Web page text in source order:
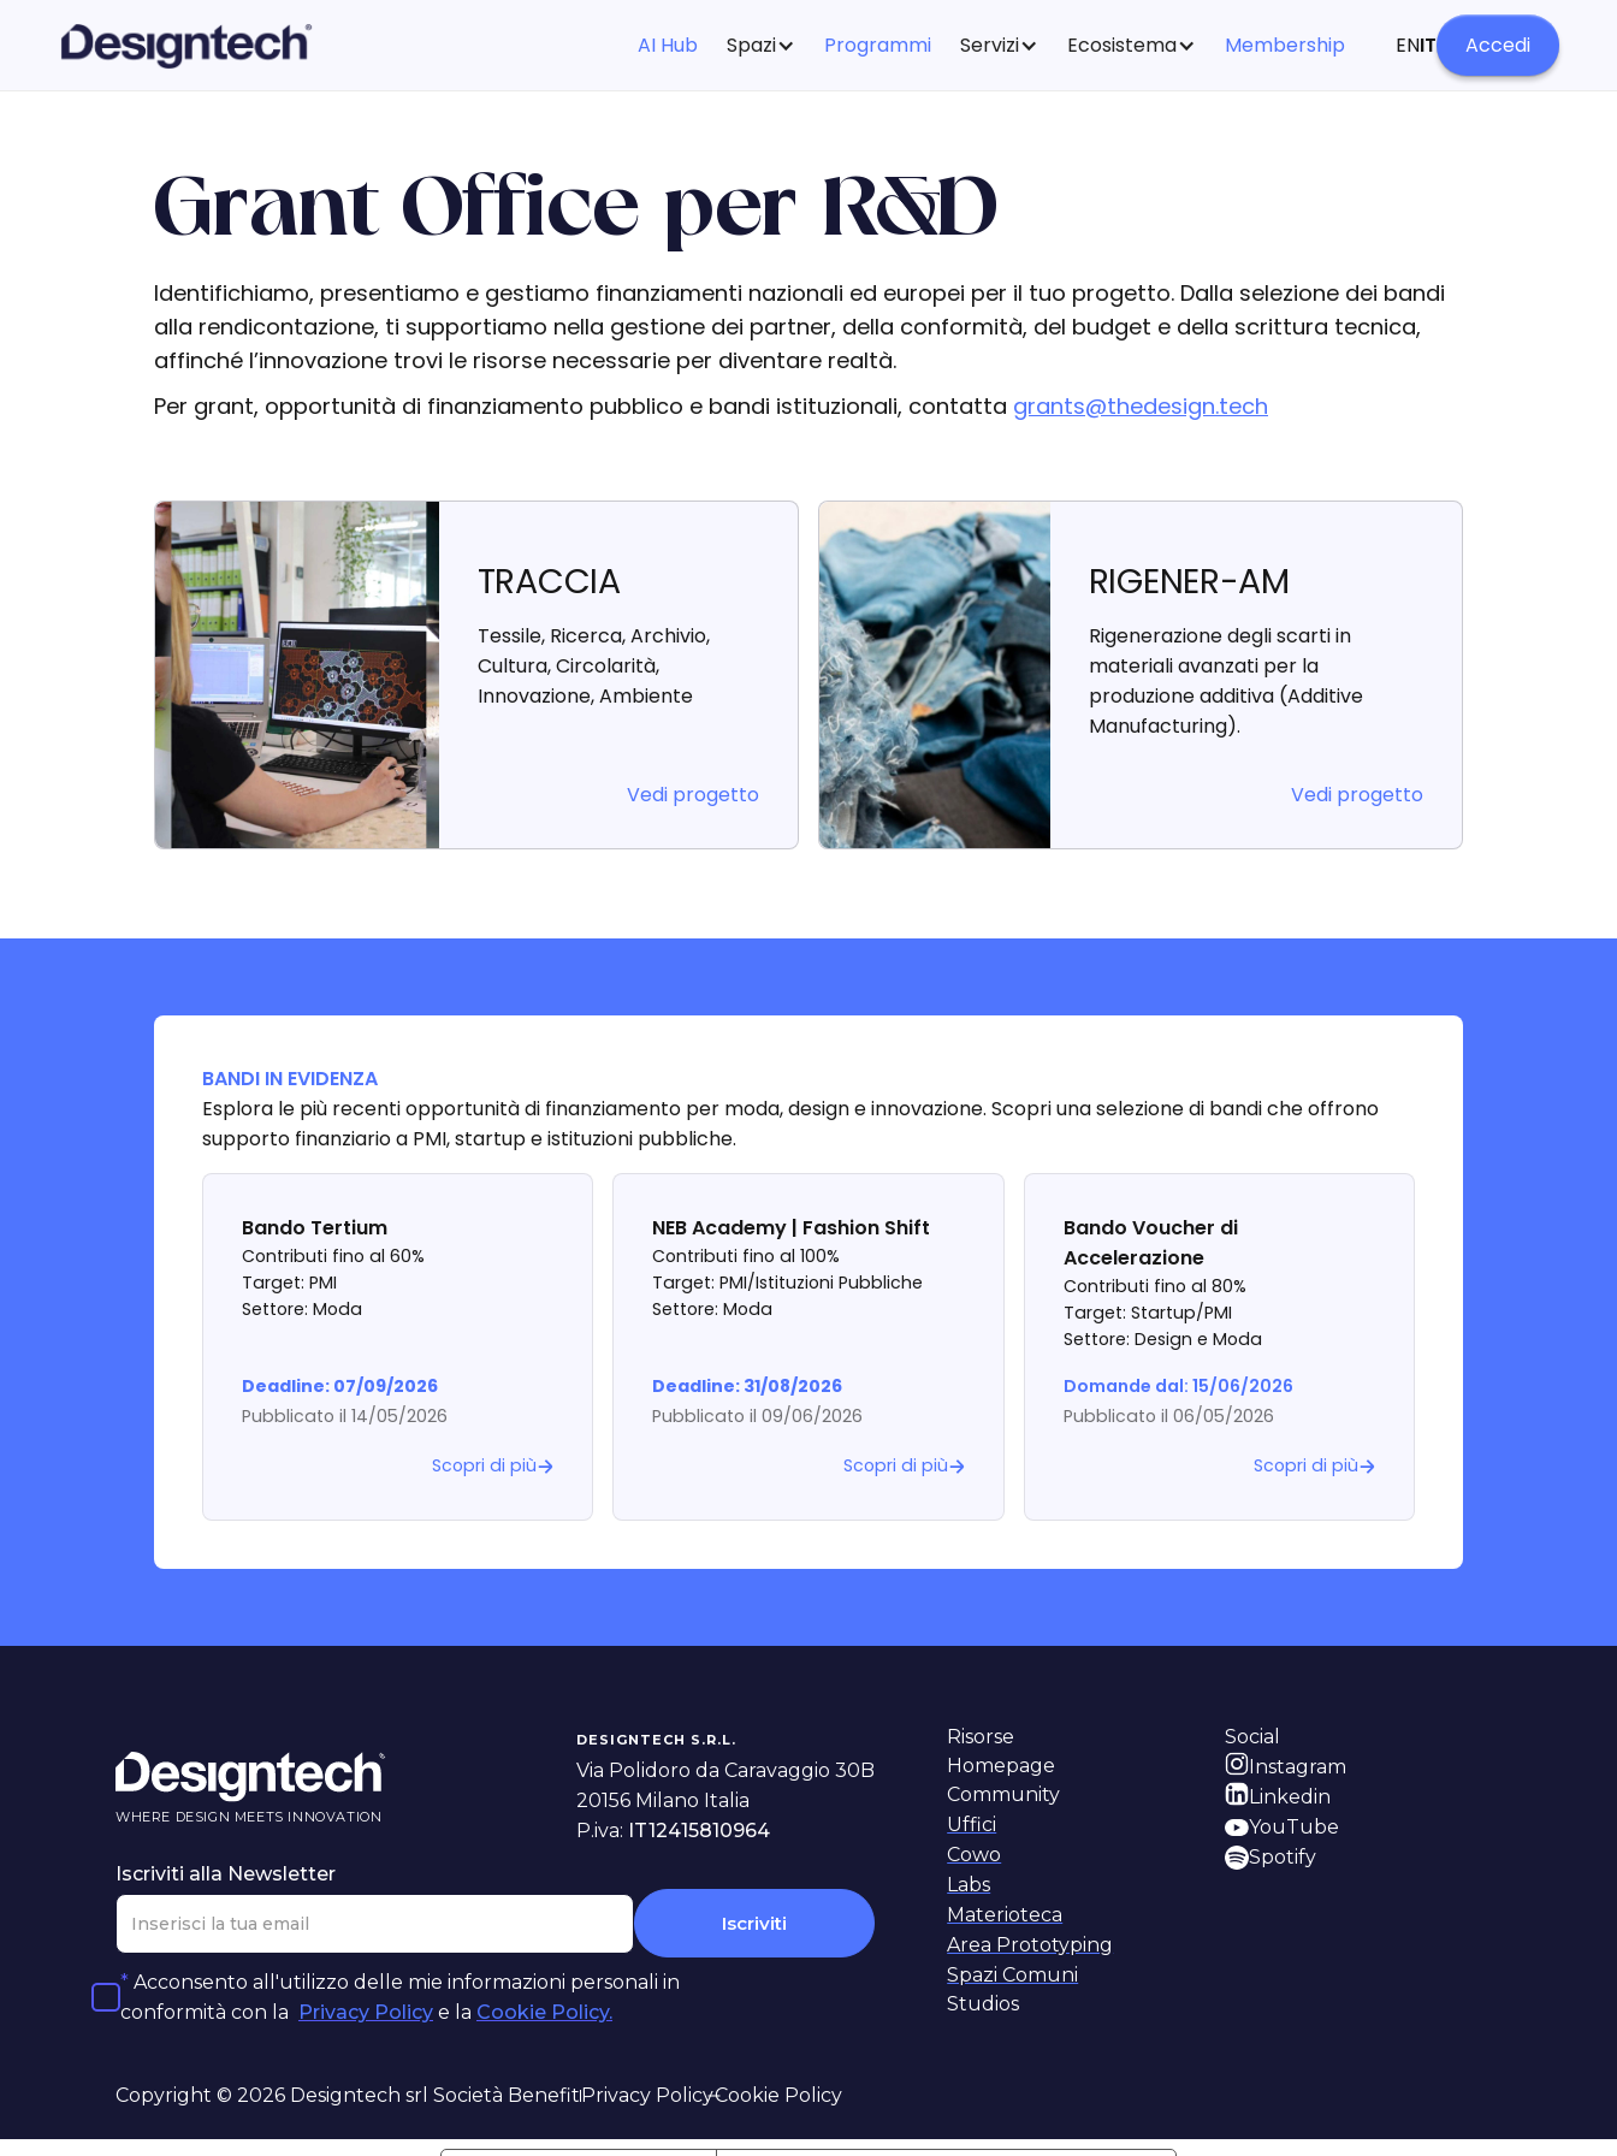
AI Hub Spazi Programmi Servizi Ecosistema Membership ENIT Accedi
Grant Office per R&D
Identifichiamo, presentiamo e gestiamo finanziamenti nazionali ed europei per il tuo progetto. Dalla selezione dei bandi
alla rendicontazione, ti supportiamo nella gestione dei partner, della conformità, del budget e della scrittura tecnica,
affinché l’innovazione trovi le risorse necessarie per diventare realtà. ‍
Per grant, opportunità di finanziamento pubblico e bandi istituzionali, contatta grants@thedesign.tech
TRACCIA
Tessile, Ricerca, Archivio,
Cultura, Circolarità,
Innovazione, Ambiente
Vedi progetto
RIGENER-AM
Rigenerazione degli scarti in
materiali avanzati per la
produzione additiva (Additive
Manufacturing).
Vedi progetto
BANDI IN EVIDENZA
Esplora le più recenti opportunità di finanziamento per moda, design e innovazione. Scopri una selezione di bandi che offrono
supporto finanziario a PMI, startup e istituzioni pubbliche.
Bando Tertium
Contributi fino al 60%
Target: PMI
Settore: Moda
Deadline: 07/09/2026
Pubblicato il 14/05/2026
Scopri di più
NEB Academy | Fashion Shift
Contributi fino al 100%
Target: PMI/Istituzioni Pubbliche
Settore: Moda
Deadline: 31/08/2026
Pubblicato il 09/06/2026
Scopri di più
Bando Voucher di
Accelerazione
Contributi fino al 80%
Target: Startup/PMI
Settore: Design e Moda
Domande dal: 15/06/2026
Pubblicato il 06/05/2026
Scopri di più
WHERE DESIGN MEETS INNOVATION
DESIGNTECH S.R.L.
Via Polidoro da Caravaggio 30B
20156 Milano Italia
P.iva: IT12415810964
Iscriviti alla Newsletter
* Acconsento all'utilizzo delle mie informazioni personali in
conformità con la
Privacy Policy e la Cookie Policy.
Risorse
Homepage
Community
Uffici
Cowo
Labs
Materioteca
Area Prototyping
Spazi Comuni
Studios
Social
Instagram
Linkedin
YouTube
Spotify
Copyright © 2026 Designtech srl Società BenefitPrivacy PolicyCookie Policy